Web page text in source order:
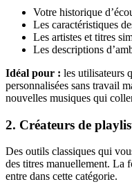
Votre historique
Les caractéristiques
Les artistes et titres
Les descriptions
Idéal pour : les utilisateurs
personnalisées sans travail
nouvelles musiques qui
2. Créateurs de
Des outils classiques qui
des titres manuellement. La
entre dans cette catégorie.